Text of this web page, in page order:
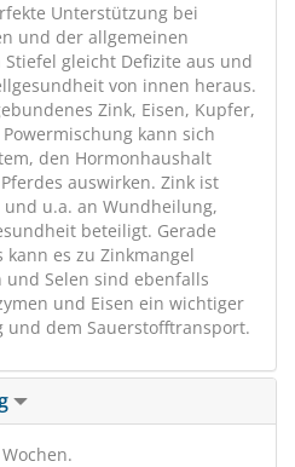
Unterstützung bei
und der allgemeinen
gleicht Defizite aus und
von innen heraus.
Zink, Eisen, Kupfer,
kann sich
den Hormonhaushalt
auswirken. Zink ist
u.a. an Wundheilung,
beteiligt. Gerade
es zu Zinkmangel
Selen sind ebenfalls
und Eisen ein wichtiger
dem Sauerstofftransport.